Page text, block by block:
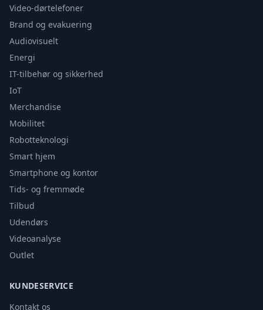
Video-dørtelefoner
Brand og evakuering
Audiovisuelt
Energi
IT-tilbehør og sikkerhed
IoT
Merchandise
Mobilitet
Robotteknologi
Smart hjem
Smartphone og kontor
Tids- og fremmøde
Tilbud
Udendørs
Videoanalyse
Outlet
KUNDESERVICE
Kontakt os